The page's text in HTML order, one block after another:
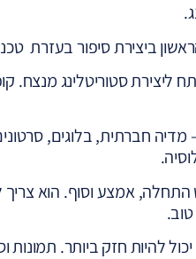
ליצירת סטוריטלינג מנצח.
מדיה חברתית, בלוגים,
התחלה, אמצע וסוף. הוא